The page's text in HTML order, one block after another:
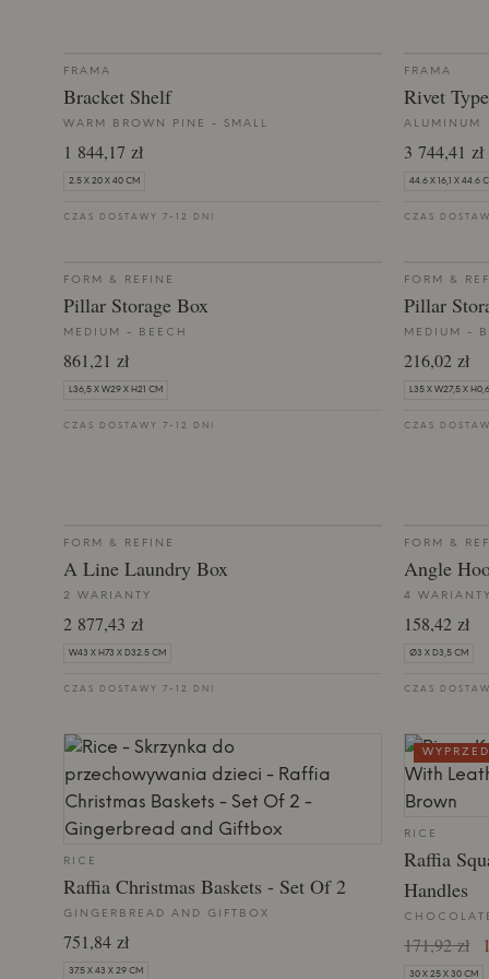
FRAMA
Bracket Shelf
WARM BROWN PINE - SMALL
1 844,17 zł
2.5 X 20 X 40 CM
CZAS DOSTAWY 7-12 DNI
FRAMA
Rivet
ALUMINUM
3 744,41 zł
44.6 X 16,1 X 44.6
CZAS
FORM & REFINE
Pillar Storage Box
MEDIUM - BEECH
861,21 zł
L36,5 X W29 X H21 CM
CZAS DOSTAWY 7-12 DNI
FORM &
Pillar
MEDIUM -
216,02 zł
L35 X W27,5 X
CZAS
FORM & REFINE
A Line Laundry Box
2 WARIANTY
2 877,43 zł
W43 X H73 X D32.5 CM
CZAS DOSTAWY 7-12 DNI
FORM &
Angle
4 WARIANTY
158,42 zł
Ø3 X D3,5 CM
CZAS
RICE
Raffia Christmas Baskets - Set Of 2
GINGERBREAD AND GIFTBOX
751,84 zł
37.5 X 43 X 29 CM
RICE
Raffia
Handles
171,92 zł
30 X 25 X 30 CM